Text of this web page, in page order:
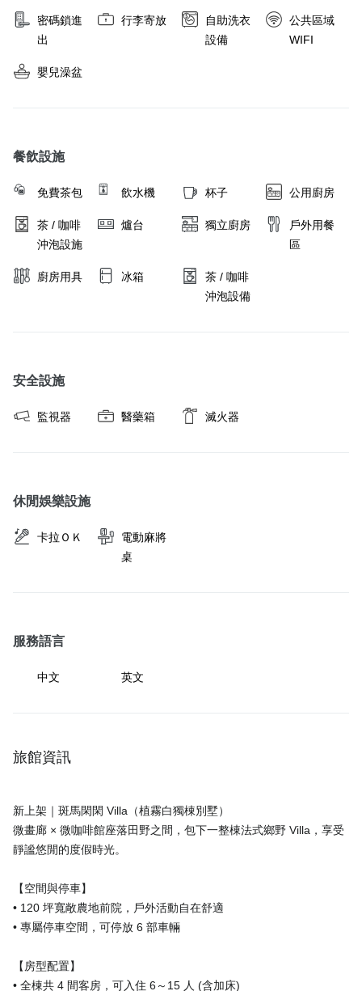
密碼鎖進
出
行李寄放
自助洗衣
設備
公共區域
WIFI
嬰兒澡盆
餐飲設施
免費茶包 飲水機 杯子 公用廚房
茶 / 咖啡
沖泡設施
爐台 獨立廚房
戶外用餐
區
廚房用具 冰箱
茶 / 咖啡
沖泡設備
安全設施
監視器 醫藥箱 滅火器
休閒娛樂設施
卡拉ＯＫ
電動麻將
桌
服務語言
中文 英文
旅館資訊
新上架｜斑馬閑閑 Villa（植霧白獨棟別墅）
微畫廊 × 微咖啡館座落田野之間，包下一整棟法式鄉野 Villa，享受
靜謐悠閒的度假時光。
【空間與停車】
• 120 坪寬敞農地前院，戶外活動自在舒適
• 專屬停車空間，可停放 6 部車輛
【房型配置】
• 全棟共 4 間客房，可入住 6～15 人 (含加床)